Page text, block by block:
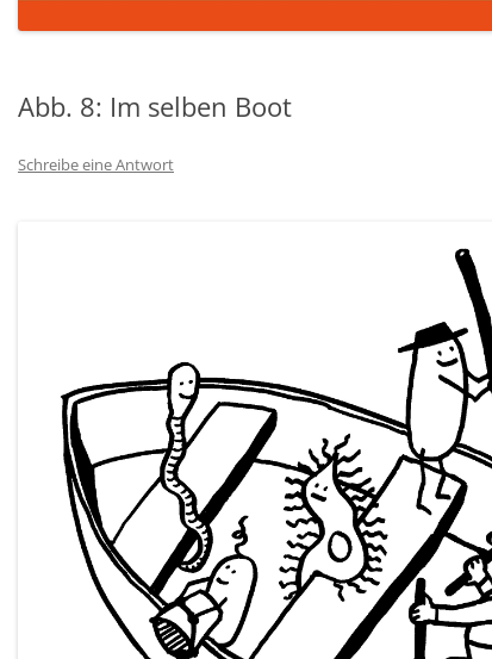
Abb. 8: Im selben Boot
Schreibe eine Antwort